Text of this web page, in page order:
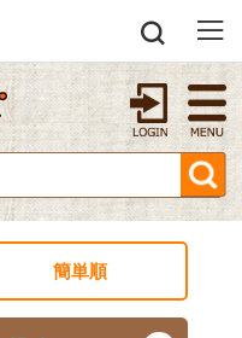
簡単順